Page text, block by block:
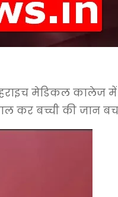
मेडिकल
बच्ची की जान